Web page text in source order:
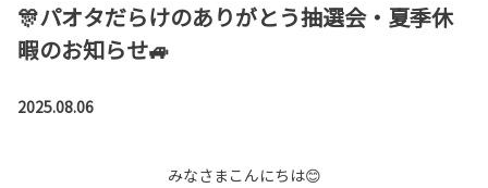
🎊パオタだらけのありがとう抽選会・夏季休
暇のお知らせ🚙
2025.08.06
みなさまこんにちは😊